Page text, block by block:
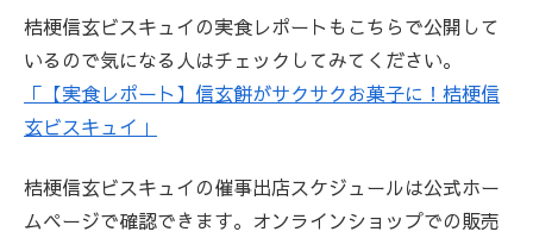
桔梗信玄ビスキュイの実食レポートもこちらで公開して
いるので気になる人はチェックしてみてください。
「【実食レポート】信玄餅がサクサクお菓子に！桔梗信
玄ビスキュイ」
桔梗信玄ビスキュイの催事出店スケジュールは公式ホー
ムページで確認できます。オンラインショップでの販売